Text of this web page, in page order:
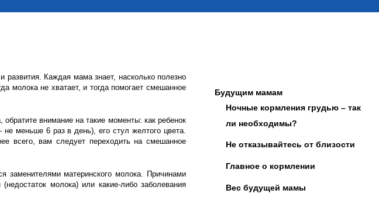
Будущим мамам
Ночные кормления грудью – так
ли необходимы?
Не отказывайтесь от близости
Главное о кормлении
Вес будущей мамы
развития. Каждая мама знает, насколько полезно
молока не хватает, и тогда помогает смешанное
внимание на такие моменты: как ребенок
меньше 6 раз в день), его стул желтого цвета.
всего, вам следует переходить на смешанное
материнского молока. Причинами
молока) или какие-либо заболевания